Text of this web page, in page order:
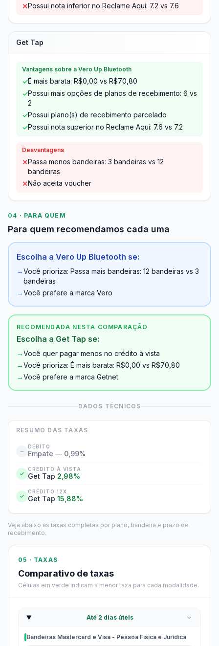
✕Possui nota inferior no Reclame Aqui: 7.2 vs 7.6
Get Tap
Vantagens sobre a Vero Up Bluetooth
✓É mais barata: R$0,00 vs R$70,80
✓Possui mais opções de planos de recebimento: 6 vs
2
✓Possui plano(s) de recebimento parcelado
✓Possui nota superior no Reclame Aqui: 7.6 vs 7.2
Desvantagens
✕Passa menos bandeiras: 3 bandeiras vs 12
bandeiras
✕Não aceita voucher
04 · PARA QUEM
Para quem recomendamos cada uma
Escolha a Vero Up Bluetooth se:
→Você prioriza: Passa mais bandeiras: 12 bandeiras vs 3
bandeiras
→Você prefere a marca Vero
RECOMENDADA NESTA COMPARAÇÃO
Escolha a Get Tap se:
→Você quer pagar menos no crédito à vista
→Você prioriza: É mais barata: R$0,00 vs R$70,80
→Você prefere a marca Getnet
DADOS TÉCNICOS
RESUMO DAS TAXAS
DÉBITO
Empate — 0,99%
CRÉDITO À VISTA
Get Tap 2,98%
CRÉDITO 12X
Get Tap 15,88%
Veja abaixo as taxas completas por plano, bandeira e prazo de
recebimento.
05 · TAXAS
Comparativo de taxas
Células em verde indicam a menor taxa para cada modalidade.
Até 2 dias úteis
Bandeiras Mastercard e Visa - Pessoa Física e Jurídica